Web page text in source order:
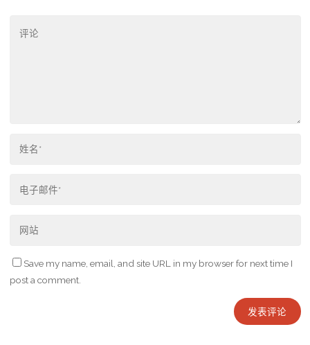
Save my name, email, and site URL in my browser for next time I
post a comment.